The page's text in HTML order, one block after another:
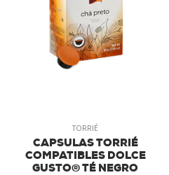
TORRIÉ
CAPSULAS TORRIÉ
COMPATIBLES DOLCE
GUSTO® TÉ NEGRO